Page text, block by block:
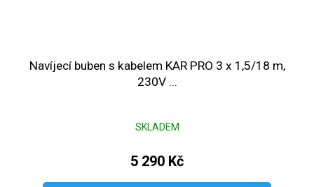
Navíjecí buben s kabelem KAR PRO 3 x 1,5/18 m,
230V ...
SKLADEM
5 290 Kč